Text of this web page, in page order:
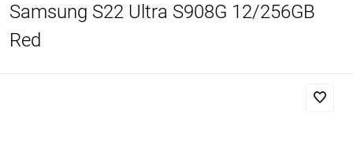
Samsung S22 Ultra S908G 12/256GB
Red
Сегодня